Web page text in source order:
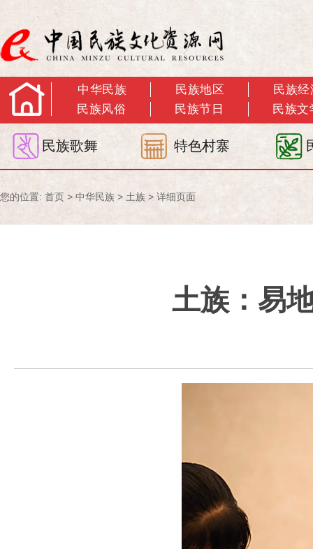
中华民族 民族地区
民族经
民族风俗
民族节日 民族文
民族歌舞 特色村寨
您的位置: 首页 > 中华民族 > 土族 > 详细页面
土族：易